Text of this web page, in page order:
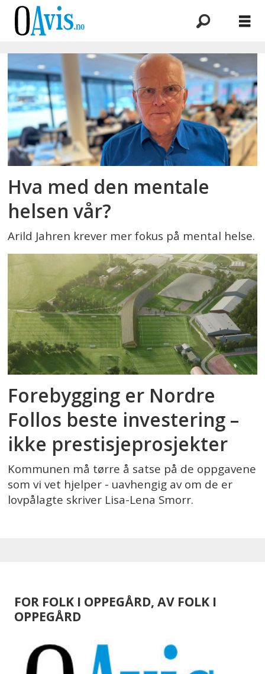
Emne:
forebygging
Hva med den mentale
helsen vår?
Arild Jahren krever mer fokus på mental helse.
Forebygging er Nordre
Follos beste investering –
ikke prestisjeprosjekter
Kommunen må tørre å satse på de oppgavene
som vi vet hjelper - uavhengig av om de er
lovpålagte skriver Lisa-Lena Smorr.
FOR FOLK I OPPEGÅRD, AV FOLK I
OPPEGÅRD